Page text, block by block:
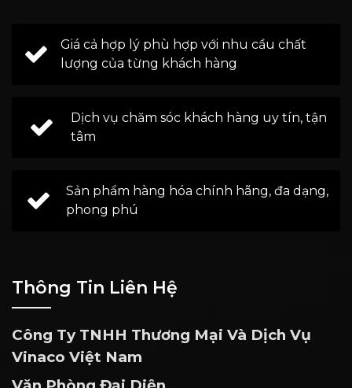
Giá cả hợp lý phù hợp với nhu cầu chất
lượng của từng khách hàng
Dịch vụ chăm sóc khách hàng uy tín, tận
tâm
Sản phẩm hàng hóa chính hãng, đa dạng,
phong phú
Thông Tin Liên Hệ
Công Ty TNHH Thương Mại Và Dịch Vụ
Vinaco Việt Nam